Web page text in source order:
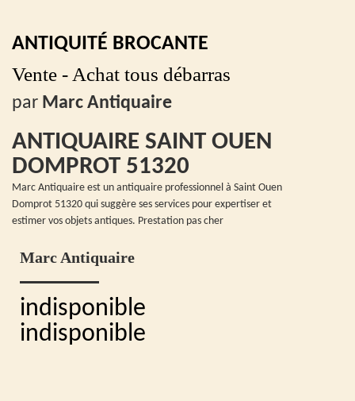
ANTIQUITÉ BROCANTE
Vente - Achat tous débarras
par Marc Antiquaire
ANTIQUAIRE SAINT OUEN
DOMPROT 51320
Marc Antiquaire est un antiquaire professionnel à Saint Ouen
Domprot 51320 qui suggère ses services pour expertiser et
estimer vos objets antiques. Prestation pas cher
Marc Antiquaire
indisponible
indisponible